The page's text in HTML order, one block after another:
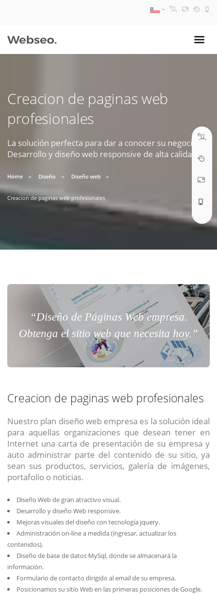
Creacion de paginas web
profesionales
La solución perfecta para dar a conocer su negocio.
Desarrollo y diseño web responsive de alta calidad.
Home Diseño Diseño web
Creacion de paginas web profesionales
“Diseño de Páginas Web empresa.
Obtenga el sitio web que necesita hoy.”
Creacion de paginas web profesionales
Nuestro plan diseño web empresa es la solución ideal
para aquellas organizaciones que desean tener en
Internet una carta de presentación de su empresa y
auto administrar parte del contenido de su sitio, ya
sean sus productos, servicios, galería de imágenes,
portafolio o noticias.
Diseño Web de gran atractivo visual.
Desarrollo y diseño Web responsive.
Mejoras visuales del diseño con tecnología jquery.
Administración on-line a medida (ingresar, actualizar los
contenidos).
Diseño de base de datos MySql, donde se almacenará la
información.
Formulario de contacto dirigido al email de su empresa.
Posicionamos su sitio Web en las primeras posiciones de Google.
09:30 AM A 18:30 PM
soporte@webseo.cl